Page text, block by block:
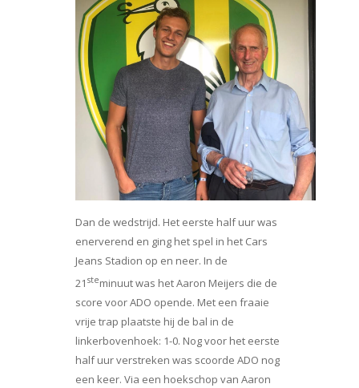
Dan de wedstrijd. Het eerste half uur was
enerverend en ging het spel in het Cars
Jeans Stadion op en neer. In de
21 steminuut was het Aaron Meijers die de
score voor ADO opende. Met een fraaie
vrije trap plaatste hij de bal in de
linkerbovenhoek: 1-0. Nog voor het eerste
half uur verstreken was scoorde ADO nog
een keer. Via een hoekschop van Aaron